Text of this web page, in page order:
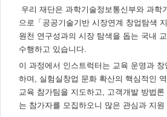
키
워
드/
주
제,
유
형,
저
작
권
자/
작
성
자,
우리 재단은 과학기술정 보통신부와 과학
으로 「 공공기술기반 시장연계 창업탐색
원천 연구성과의 시장 탐색을 돕는 국내
수행하고 있습니다.
이 과정에서 인스트럭터는 교육 운영과
하며 , 실험실창업 문화 확산의 핵심적인
교육 참가팀을 지도하고, 고객개발 방법
는 참가자를 모집하오니 많은 관심과 지원